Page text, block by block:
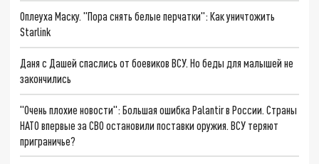
Оплеуха Маску. "Пора снять белые перчатки": Как уничтожить
Starlink
Даня с Дашей спаслись от боевиков ВСУ. Но беды для малышей не
закончились
"Очень плохие новости": Большая ошибка Palantir в России. Страны
НАТО впервые за СВО остановили поставки оружия. ВСУ теряют
приграничье?